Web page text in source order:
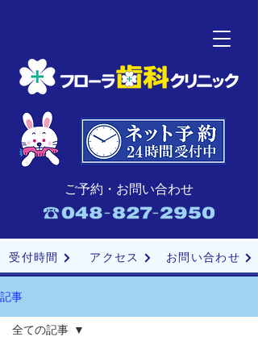
ご予約・お問い合わせ
受付時間 アクセス お問い合わせ
記事
全ての記事